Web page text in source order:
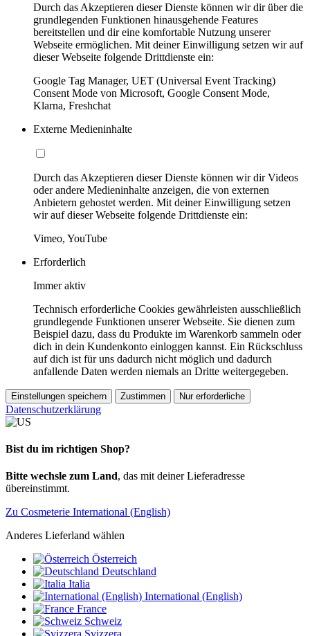
Durch das Akzeptieren dieser Dienste können wir dir über die
grundlegenden Funktionen hinausgehende Features
bereitstellen und dir eine komfortable Nutzung unserer
Webseite ermöglichen. Mit deiner Einwilligung setzen wir auf
dieser Webseite folgende Drittdienste ein:
Google Tag Manager, UET (Universal Event Tracking)
Consent Mode von Microsoft, Google Consent Mode,
Klarna, Freshchat
Externe Medieninhalte
Durch das Akzeptieren dieser Dienste können wir dir Videos
oder andere Medieninhalte anzeigen, die von externen
Anbietern gehostet werden. Mit deiner Einwilligung setzen
wir auf dieser Webseite folgende Drittdienste ein:
Vimeo, YouTube
Erforderlich
Immer aktiv
Technisch erforderliche Cookies gewährleisten ausschließlich
grundlegende Funktionen unserer Webseite. Sie dienen zum
Beispiel dazu, dass du Produkte im Warenkorb sammeln oder
dich in dein Kundenkonto einloggen kannst. Ein Rückschluss
auf dich ist für uns dadurch nicht möglich und dadurch
anfallende Daten werden niemals an Dritte weitergegeben.
Einstellungen speichern Zustimmen Nur erforderliche
Datenschutzerklärung
Bist du im richtigen Shop?
Bitte wechsle zum Land, das mit deiner Lieferadresse
übereinstimmt.
Zu Cosmeterie International (English)
Anderes Lieferland wählen
Österreich
Deutschland
Italia
International (English)
France
Schweiz
Svizzera